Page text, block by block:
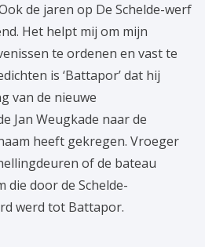
de jaren op De Schelde-werf
Het helpt mij om mijn
te ordenen en vast te
is ‘Battapor’ dat hij
van de nieuwe
Jan Weugkade naar de
heeft gekregen. Vroeger
of de bateau
die door de Schelde-
werd tot Battapor.